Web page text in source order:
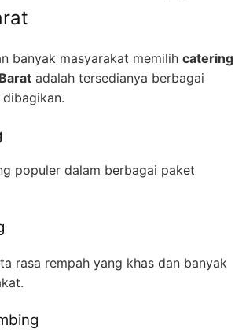
banyak masyarakat memilih catering
adalah tersedianya berbagai
populer dalam berbagai paket
rasa rempah yang khas dan banyak